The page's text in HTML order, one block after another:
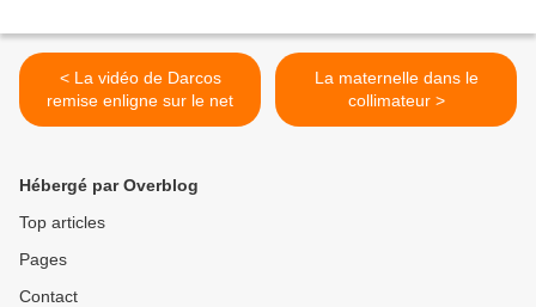
< La vidéo de Darcos
remise enligne sur le net
La maternelle dans le
collimateur >
Hébergé par Overblog
Top articles
Pages
Contact